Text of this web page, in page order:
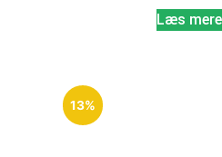
Læs mere
13%